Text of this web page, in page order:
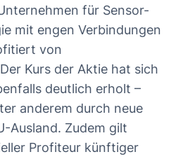
für Sensor-
mit engen Verbindungen
von
Kurs der Aktie hat sich
deutlich erholt –
anderem durch neue
Ausland. Zudem gilt
Profiteur künftiger